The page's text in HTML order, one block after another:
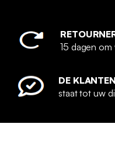
15 dagen
DE
staat tot uw